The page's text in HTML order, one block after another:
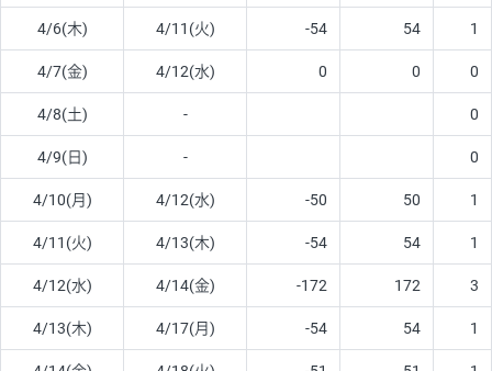
4/6(木) 4/11(火) -54 54 1
4/7(金) 4/12(水) 0 0 0
4/8(土) - 0
4/9(日) - 0
4/10(月) 4/12(水) -50 50 1
4/11(火) 4/13(木) -54 54 1
4/12(水) 4/14(金) -172 172 3
4/13(木) 4/17(月) -54 54 1